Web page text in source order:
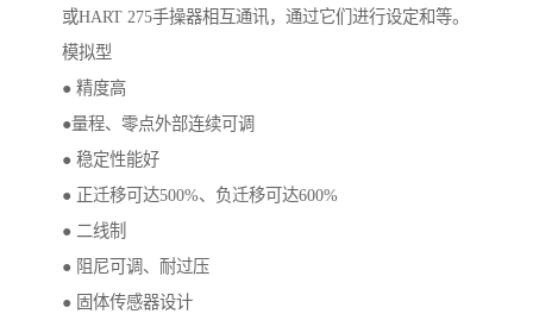
或HART 275手操器相互通讯，通过它们进行设定和等。
模拟型
● 精度高
●量程、零点外部连续可调
● 稳定性能好
● 正迁移可达500%、负迁移可达600%
● 二线制
● 阻尼可调、耐过压
● 固体传感器设计